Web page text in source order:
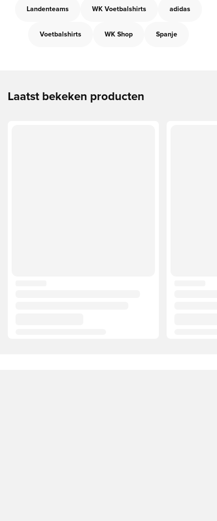
Landenteams WK Voetbalshirts adidas
Voetbalshirts WK Shop Spanje
Laatst bekeken producten